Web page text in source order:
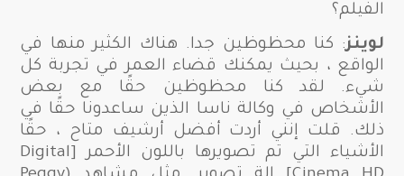
الفيلم؟
لوينز: كنا محظوظين جدا. هناك الكثير منها في
الواقع ، بحيث يمكنك قضاء العمر في تجربة كل
شيء. لقد كنا محظوظين حقًا مع بعض
الأشخاص في وكالة ناسا الذين ساعدونا حقًا في
ذلك. قلت إنني أردت أفضل أرشيف متاح ، حقًا
الأشياء التي تم تصويرها باللون الأحمر [Digital